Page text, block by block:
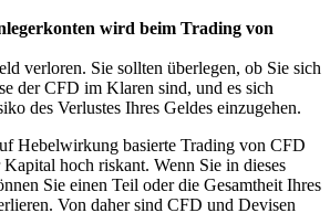
wird beim Trading von
verloren. Sie sollten überlegen, ob Sie sich
der CFD im Klaren sind, und es sich
des Verlustes Ihres Geldes einzugehen.
Hebelwirkung basierte Trading von CFD
hoch riskant. Wenn Sie in dieses
Sie einen Teil oder die Gesamtheit Ihres
Von daher sind CFD und Devisen